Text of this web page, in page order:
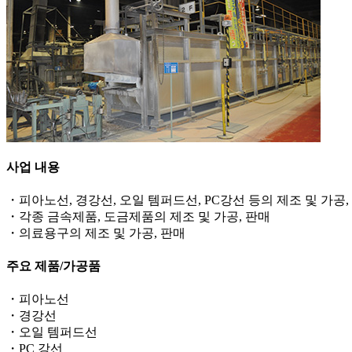
사업 내용
・피아노선, 경강선, 오일 템퍼드선, PC강선 등의 제조 및 가공,
・각종 금속제품, 도금제품의 제조 및 가공, 판매
・의료용구의 제조 및 가공, 판매
주요 제품/가공품
・피아노선
・경강선
・오일 템퍼드선
・PC 강선